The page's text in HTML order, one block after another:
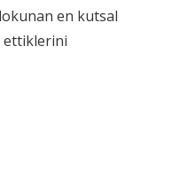
en kutsal
ettiklerini